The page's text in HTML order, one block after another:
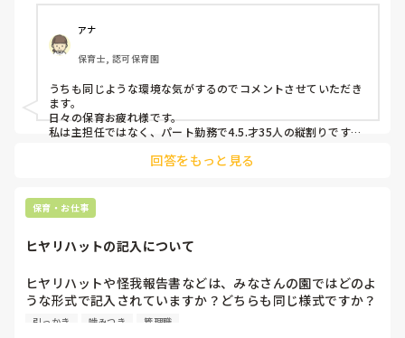
なる…という悪循環に陥ってしまっています。
何か少しでも良い方法はないかなと悩み、ここで相談させて
アナ
保育士, 認可保育園
うちも同じような環境な気がするのでコメントさせていただき
ます。
日々の保育お疲れ様です。
私は主担任ではなく、パート勤務で4.5.才35人の縦割りです。
うちも要支援児が数名おり、朝の集まりで立って歌を歌うのに
立ちましょうの合図で立つかどうかはそれぞれで、したくない
という子どもは今はうたの時間だから立たなくてもいいから座
り回る子どもは減りました。
いですよね。。
要支援児とも関係が出来、私といることが安全基地と思ってく
れと、自分のもとに帰ってきてくれるので、少し落ち着いたか
とも思います。
回答をもっと見る
保育・お仕事
ヒヤリハットの記入について
ヒヤリハットや怪我報告書などは、みなさんの園ではどのよ
うな形式で記入されていますか？どちらも同じ様式ですか？
園の経営者が変わったため、様式を変える…みたいになって
引っかき 噛みつき 管理職